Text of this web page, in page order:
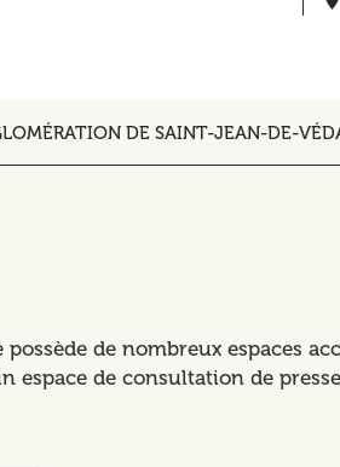
DE SAINT-JEAN-DE-
de nombreux espaces
de consultation de